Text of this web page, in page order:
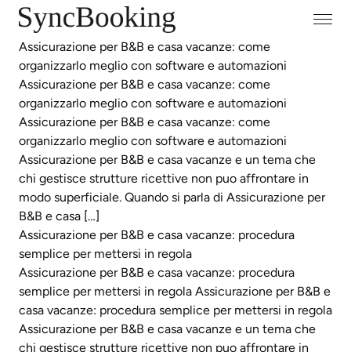
Assicurazione per B&B e casa vacanze: come
organizzarlo meglio con software e automazioni
Assicurazione per B&B e casa vacanze: come
organizzarlo meglio con software e automazioni
Assicurazione per B&B e casa vacanze: come
organizzarlo meglio con software e automazioni
Assicurazione per B&B e casa vacanze e un tema che
chi gestisce strutture ricettive non puo affrontare in
modo superficiale. Quando si parla di Assicurazione per
B&B e casa […]
Assicurazione per B&B e casa vacanze: procedura
semplice per mettersi in regola
Assicurazione per B&B e casa vacanze: procedura
semplice per mettersi in regola Assicurazione per B&B e
casa vacanze: procedura semplice per mettersi in regola
Assicurazione per B&B e casa vacanze e un tema che
chi gestisce strutture ricettive non puo affrontare in